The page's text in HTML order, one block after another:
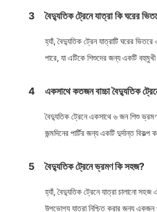
3 বৈদ্যুতিক ট্রেনে যাত্রা কি ঘরের
হ্যাঁ, বৈদ্যুতিক ট্রেন যাত্রাটি ঘরের
পারে, যা এটিকে শিশুদের জন্য একটি
4 একসাথে কতজন বাচ্চা বৈদ্যুতিক
বৈদ্যুতিক ট্রেনে একসাথে ৬ জন শিশু
জন্মদিনের পার্টির জন্য একটি দুর্দান্ত
5 বৈদ্যুতিক ট্রেনে ভ্রমণ কি সহজ?
হ্যাঁ, বৈদ্যুতিক ট্রেনে যাত্রা চালানো
উপভোগ্য যাত্রা নিশ্চিত করার জন্য একজন